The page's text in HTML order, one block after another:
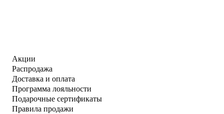
Акции
Распродажа
Доставка и оплата
Программа лояльности
Подарочные сертификаты
Правила продажи